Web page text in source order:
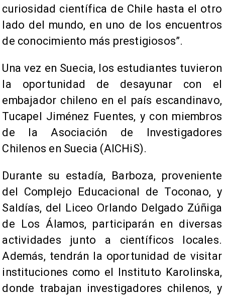
curiosidad científica de Chile hasta el otro
lado del mundo, en uno de los encuentros
de conocimiento más prestigiosos”.
Una vez en Suecia, los estudiantes tuvieron
la oportunidad de desayunar con el
embajador chileno en el país escandinavo,
Tucapel Jiménez Fuentes, y con miembros
de la Asociación de Investigadores
Chilenos en Suecia (AICHiS).
Durante su estadía, Barboza, proveniente
del Complejo Educacional de Toconao, y
Saldías, del Liceo Orlando Delgado Zúñiga
de Los Álamos, participarán en diversas
actividades junto a científicos locales.
Además, tendrán la oportunidad de visitar
instituciones como el Instituto Karolinska,
donde trabajan investigadores chilenos, y